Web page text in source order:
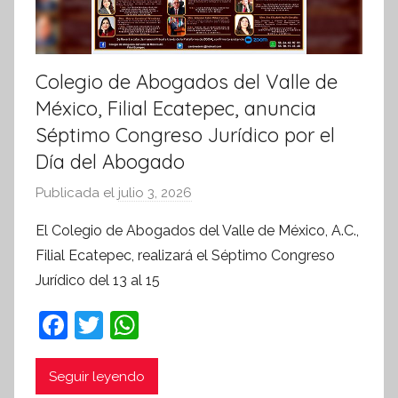
Colegio de Abogados del Valle de
México, Filial Ecatepec, anuncia
Séptimo Congreso Jurídico por el
Día del Abogado
Publicada el julio 3, 2026
r
S
El Colegio de Abogados del Valle de México, A.C.,
Filial Ecatepec, realizará el Séptimo Congreso
Jurídico del 13 al 15
F
a
c
T
w
itt
h
at
Seguir leyendo